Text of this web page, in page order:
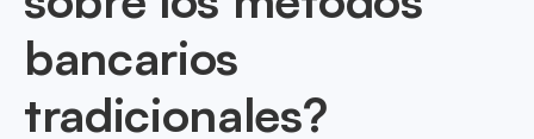
bancarios
tradicionales?